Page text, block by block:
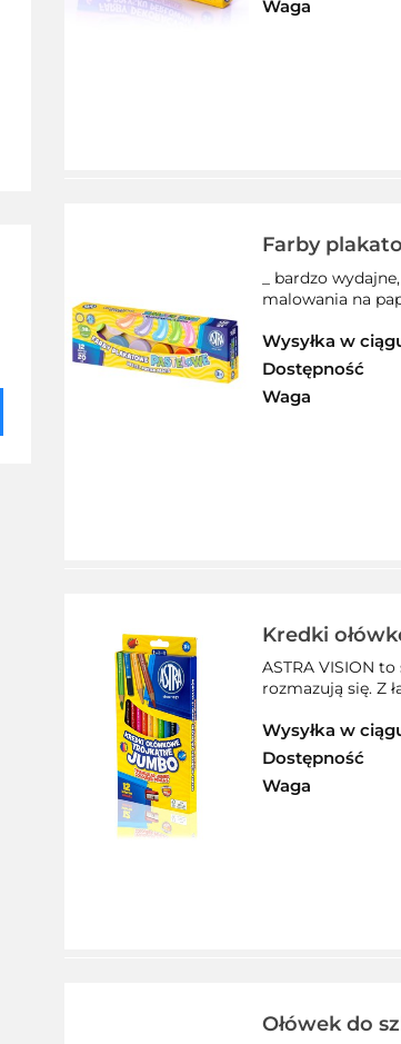
Waga
Farby
ml, 301118001
_ bardzo
malowania na
Wysyłka w
Dostępność
Waga
Kredki
kolorów,
ASTRA VISION
rozmazują się. Z
Wysyłka w
Dostępność
Waga
Ołówek do